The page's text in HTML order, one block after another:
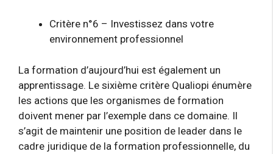
Critère n°6 – Investissez dans votre
environnement professionnel
La formation d’aujourd’hui est également un
apprentissage. Le sixième critère Qualiopi énumère
les actions que les organismes de formation
doivent mener par l’exemple dans ce domaine. Il
s’agit de maintenir une position de leader dans le
cadre juridique de la formation professionnelle, du